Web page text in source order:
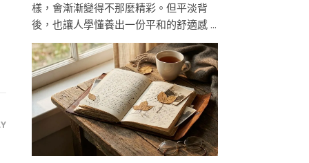
樣，會漸漸變得不那麼精彩。但平淡背
後，也讓人學懂養出一份平和的舒適感 ...